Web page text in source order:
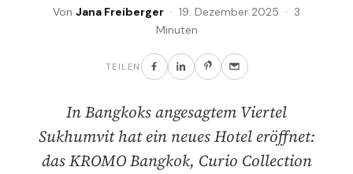
Von Jana Freiberger · 19. Dezember 2025 · 3
Minuten
TEILEN
In Bangkoks angesagtem Viertel
Sukhumvit hat ein neues Hotel eröffnet:
das KROMO Bangkok, Curio Collection